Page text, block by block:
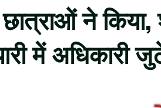
ने
में अधिकारी